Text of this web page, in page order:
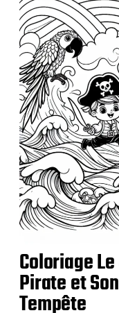
Coloriage
Pirate et
Tempête